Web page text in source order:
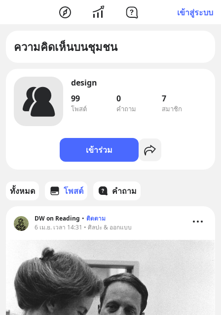
เข้าสู่ระบบ
ความคิดเห็นบนชุมชน
design
99
โพสต์
0
คำถาม
7
สมาชิก
เข้าร่วม
ทั้งหมด โพสต์ คำถาม
DW on Reading • ติดตาม
6 เม.ย. เวลา 14:31 • ศิลปะ & ออกแบบ